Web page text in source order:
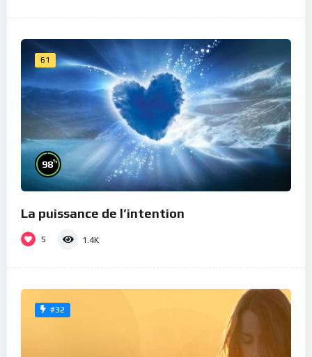
61
98%
La puissance de l’intention
5 1.4K
#32